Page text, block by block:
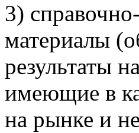
3)
материалы
результаты
имеющие в
на рынке и